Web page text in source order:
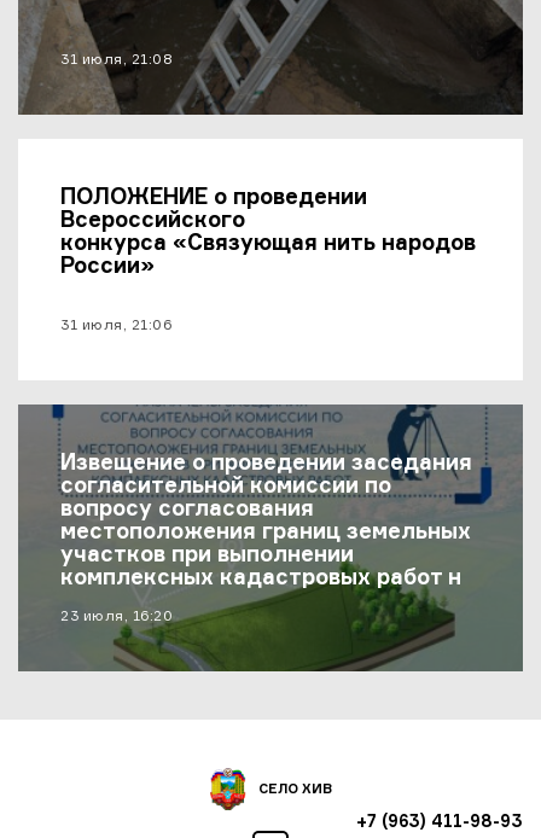
материал опубликован
31 июля, 21:08
ПОЛОЖЕНИЕ о проведении
Всероссийского
конкурса «Связующая нить народов
России»
материал опубликован
31 июля, 21:06
Извещение о проведении заседания
согласительной комиссии по
вопросу согласования
местоположения границ земельных
участков при выполнении
комплексных кадастровых работ на
территории муниципального района
«Хивский район»
материал опубликован
23 июля, 16:20
СЕЛО ХИВ
+7 (963) 411-98-93